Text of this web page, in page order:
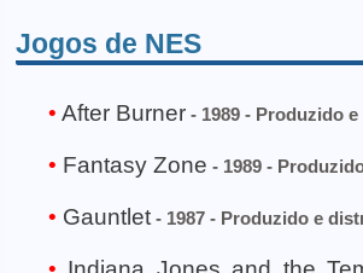
Jogos de NES
After Burner - 1989 - Produzido
Fantasy Zone - 1989 -
Gauntlet - 1987 - Produzido e